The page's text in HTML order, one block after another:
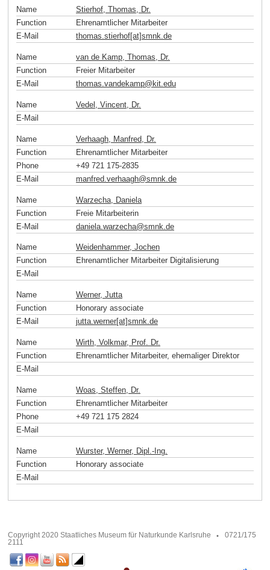
Name
Stierhof, Thomas, Dr.
Function
Ehrenamtlicher Mitarbeiter
E-Mail
thomas.stierhof[at]smnk.de
Name
van de Kamp, Thomas, Dr.
Function
Freier Mitarbeiter
E-Mail
thomas.vandekamp@ kit.edu
Name
Vedel, Vincent, Dr.
E-Mail
Name
Verhaagh, Manfred, Dr.
Function
Ehrenamtlicher Mitarbeiter
Phone
+49 721 175-2835
E-Mail
manfred.verhaagh@smnk de
Name
Warzecha, Daniela
Function
Freie Mitarbeiterin
E-Mail
daniela.warzecha@smnk de
Name
Weidenhammer, Jochen
Function
Ehrenamtlicher Mitarbeiter Digitalisierung
E-Mail
Name
Werner, Jutta
Function
Honorary associate
E-Mail
jutta.werner[at]smnk.de
Name
Wirth, Volkmar, Prof. Dr.
Function
Ehrenamtlicher Mitarbeiter, ehemaliger Direktor
E-Mail
Name
Woas, Steffen, Dr.
Function
Ehrenamtlicher Mitarbeiter
Phone
+49 721 175 2824
E-Mail
Name
Wurster, Werner, Dipl.-Ing.
Function
Honorary associate
E-Mail
Copyright 2020 Staatliches Museum für Naturkunde Karlsruhe
0721/175
2111